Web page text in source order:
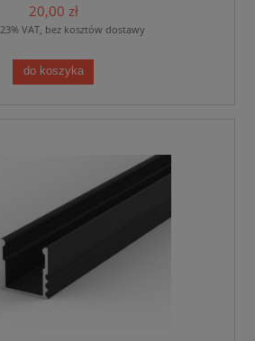
20,00 zł
VAT, bez kosztów dostawy
do koszyka